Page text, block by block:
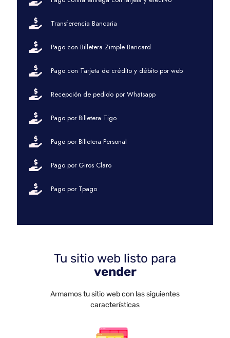
Transferencia Bancaria
Pago con Billetera Zimple Bancard
Pago con Tarjeta de crédito y débito por web
Recepción de pedido por Whatsapp
Pago por Billetera Tigo
Pago por Billetera Personal
Pago por Giros Claro
Pago por Tpago
Tu sitio web listo para
vender
Armamos tu sitio web con las siguientes
características